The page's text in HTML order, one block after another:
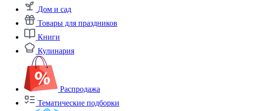
Дом и сад
Товары для праздников
Книги
Кулинария
Распродажа
Тематические подборки